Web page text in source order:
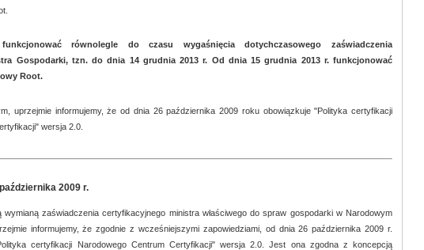
równolegle do czasu wygaśnięcia dotychczasowego zaświadczenia
Gospodarki, tzn. do dnia 14 grudnia 2013 r. Od dnia 15 grudnia 2013 r. funkcjonować
Root.
uprzejmie informujemy, że od dnia 26 października 2009 roku obowiązkuje "Polityka certyfikacji
wersja 2.0.
2009 r.
zaświadczenia certyfikacyjnego ministra właściwego do spraw gospodarki w Narodowym
informujemy, że zgodnie z wcześniejszymi zapowiedziami, od dnia 26 października 2009 r.
certyfikacji Narodowego Centrum Certyfikacji" wersja 2.0. Jest ona zgodna z koncepcją